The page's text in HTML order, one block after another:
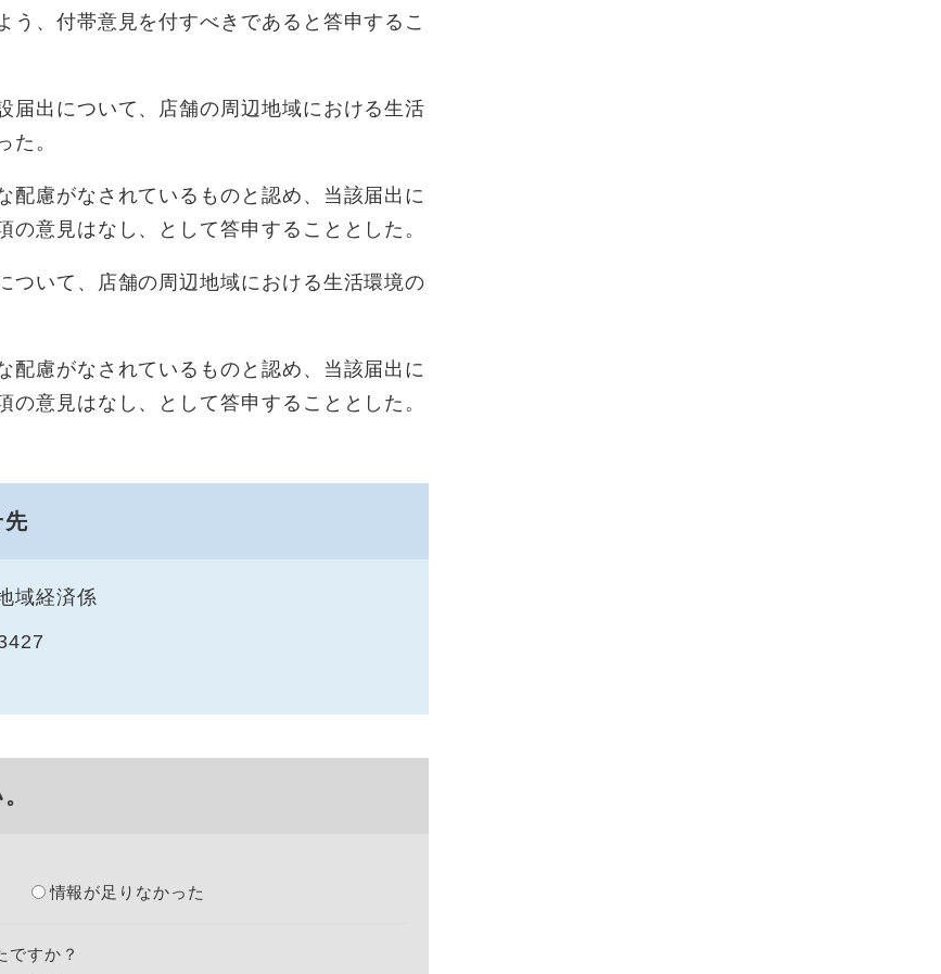
、付帯意見を付すべきであると答申するこ
届出について、店舗の周辺地域における生活
た。
配慮がなされているものと認め、当該届出に
意見はなし、として答申することとした。
ついて、店舗の周辺地域における生活環境の
配慮がなされているものと認め、当該届出に
意見はなし、として答申することとした。
先
域経済係
情報が足りなかった
ですか？